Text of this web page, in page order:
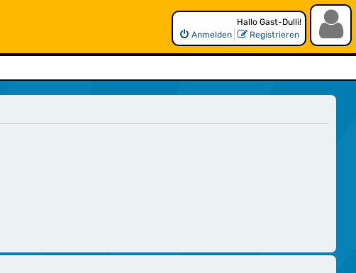
Hallo Gast-Dulli!
Anmelden
Registrieren